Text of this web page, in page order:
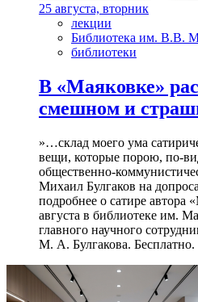
25 августа, вторник
лекции
Библиотека им. В.В.
библиотеки
В «Маяковке»
смешном и
»…склад моего ума
вещи, которые порою, по-
общественно-
Михаил Булгаков на
подробнее о сатире автора
августа в библиотеке им.
главного научного
М. А. Булгакова. Бесплатно.